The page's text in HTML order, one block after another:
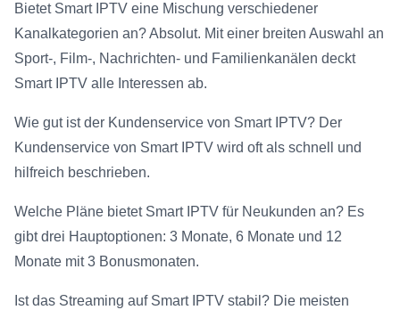
Bietet Smart IPTV eine Mischung verschiedener
Kanalkategorien an? Absolut. Mit einer breiten Auswahl an
Sport-, Film-, Nachrichten- und Familienkanälen deckt
Smart IPTV alle Interessen ab.
Wie gut ist der Kundenservice von Smart IPTV? Der
Kundenservice von Smart IPTV wird oft als schnell und
hilfreich beschrieben.
Welche Pläne bietet Smart IPTV für Neukunden an? Es
gibt drei Hauptoptionen: 3 Monate, 6 Monate und 12
Monate mit 3 Bonusmonaten.
Ist das Streaming auf Smart IPTV stabil? Die meisten